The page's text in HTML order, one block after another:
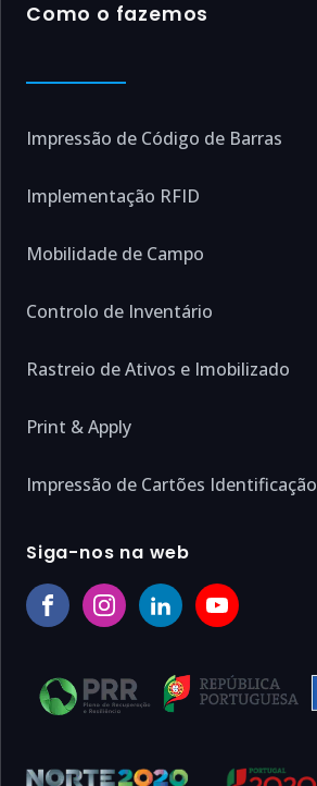
Como o fazemos
Impressão de Código de Barras
Implementação RFID
Mobilidade de Campo
Controlo de Inventário
Rastreio de Ativos e Imobilizado
Print & Apply
Impressão de Cartões Identificação
Siga-nos na web